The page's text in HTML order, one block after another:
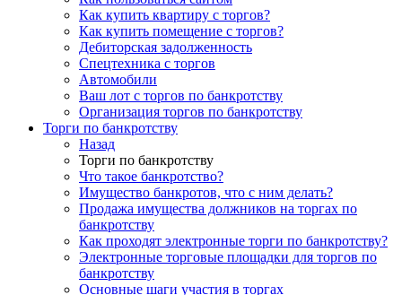
Как купить квартиру с торгов?
Как купить помещение с торгов?
Дебиторская задолженность
Спецтехника с торгов
Автомобили
Ваш лот с торгов по банкротству
Организация торгов по банкротству
Торги по банкротству
Назад
Торги по банкротству
Что такое банкротство?
Имущество банкротов, что с ним делать?
Продажа имущества должников на торгах по
банкротству
Как проходят электронные торги по банкротству?
Электронные торговые площадки для торгов по
банкротству
Основные шаги участия в торгах